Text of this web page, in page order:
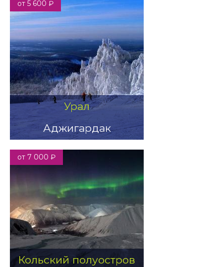
от 5 600 ₽
Урал
Аджигардак
от 7 000 ₽
Кольский полуостров